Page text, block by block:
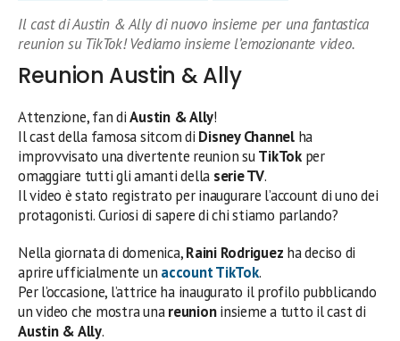
Il cast di Austin & Ally di nuovo insieme per una fantastica
reunion su TikTok! Vediamo insieme l’emozionante video.
Reunion Austin & Ally
Attenzione, fan diAustin & Ally!
Il cast della famosa sitcom di Disney Channelha
improvvisato una divertente reunion suTikTokper
omaggiare tutti gli amanti della serie TV.
Il video è stato registrato per inaugurare l’account di uno dei
protagonisti. Curiosi di sapere di chi stiamo parlando?
Nella giornata di domenica,Raini Rodriguez ha deciso di
aprire ufficialmente un accountTikTok.
Per l’occasione, l’attrice ha inaugurato il profilo pubblicando
un video che mostra unareunioninsieme a tutto il cast di
Austin & Ally.